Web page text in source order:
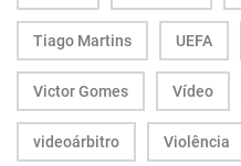
Tiago Martins UEFA
Victor Gomes Vídeo
videoárbitro Violência